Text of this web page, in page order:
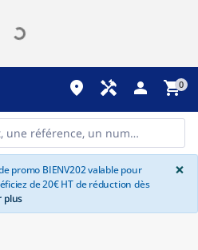
place handyman person shopping_cart0
promo BIENV202 valable pour
de 20€ HT de réduction dès
plus
×